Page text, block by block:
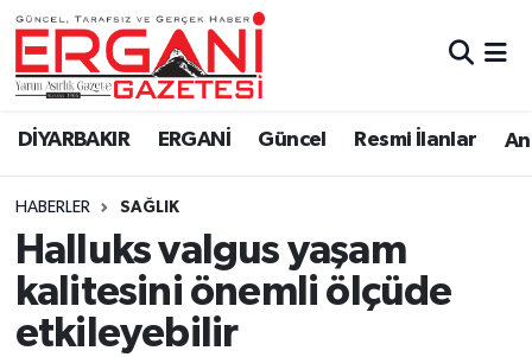
DİYARBAKIR ERGANİ Güncel Resmi İlanlar
HABERLER SAĞLIK
Halluks valgus yaşam
kalitesini önemli ölçüde
etkileyebilir
DİYARBAKIR
BİSMİL
BAĞLAR
ERGANİ
Güncel
Eği̇ti̇m
Resmi İlanlar
Ergani Nöbetçi Eczaneler
Ergani Hava Durumu
Ergani Trafik Yoğunluk Haritası
Süper Lig Puan Durumu ve Fikstür
Tüm Manşetler